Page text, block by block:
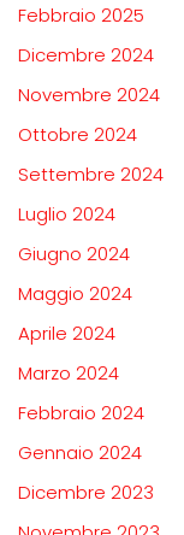
Febbraio 2025
Dicembre 2024
Novembre 2024
Ottobre 2024
Settembre 2024
Luglio 2024
Giugno 2024
Maggio 2024
Aprile 2024
Marzo 2024
Febbraio 2024
Gennaio 2024
Dicembre 2023